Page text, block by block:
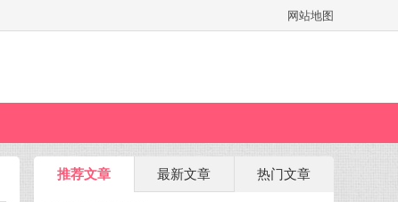
网站地图
推荐文章 最新文章 热门文章